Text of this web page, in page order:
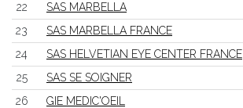
22
SAS MARBELLA
23
SAS MARBELLA FRANCE
24
SAS HELVETIAN EYE CENTER FRANCE
25
SAS SE SOIGNER
26
GIE MEDIC'OEIL